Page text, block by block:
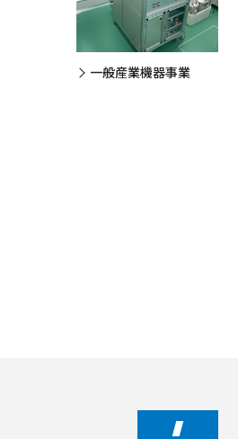
一般産業機器事業